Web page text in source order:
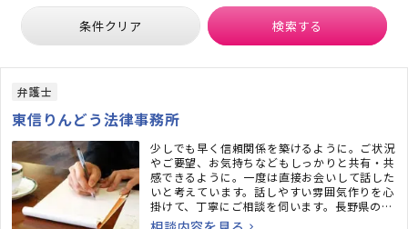
条件クリア 検索する
弁護士
東信りんどう法律事務所
少しでも早く信頼関係を築けるように。ご状況
やご要望、お気持ちなどもしっかりと共有・共
感できるように。一度は直接お会いして話した
いと考えています。話しやすい雰囲気作りを心
掛けて、丁寧にご相談を伺います。長野県の県
花「りんどう」の花言葉のように、誠実にご対